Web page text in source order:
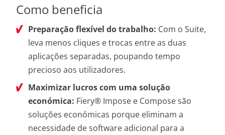
Como beneficia
Preparação flexível do trabalho: Com o Suite,
leva menos cliques e trocas entre as duas
aplicações separadas, poupando tempo
precioso aos utilizadores.
Maximizar lucros com uma solução
económica: Fiery® Impose e Compose são
soluções económicas porque eliminam a
necessidade de software adicional para a